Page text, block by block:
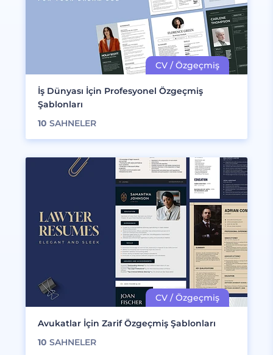
İş Dünyası İçin Profesyonel Özgeçmiş
Şablonları
10 SAHNELER
Avukatlar İçin Zarif Özgeçmiş Şablonları
10 SAHNELER